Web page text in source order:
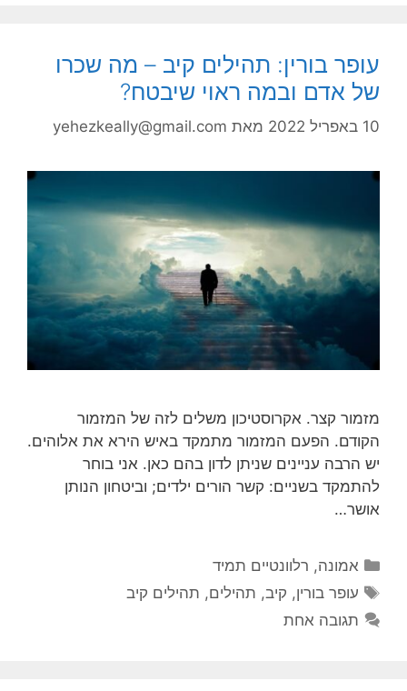
עופר בורין: תהילים קיב – מה שכרו
של אדם ובמה ראוי שיבטח?
10 באפריל 2022 מאת yehezkeally@gmail.com
מזמור קצר. אקרוסטיכון משלים לזה של המזמור
הקודם. הפעם המזמור מתמקד באיש הירא את אלוהים.
יש הרבה עניינים שניתן לדון בהם כאן. אני בוחר
להתמקד בשניים: קשר הורים ילדים; וביטחון הנותן
אושר…
קטגוריות
אמונה, רלוונטיים תמיד
תגיות
עופר בורין, קיב, תהילים, תהילים קיב
תגובה אחת